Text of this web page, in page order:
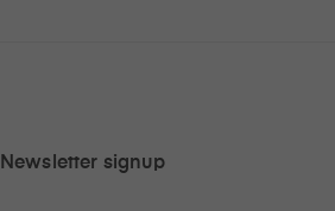
Newsletter signup